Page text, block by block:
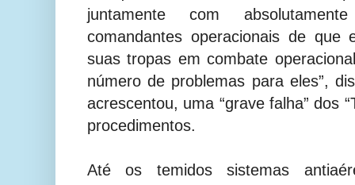
juntamente com
comandantes operacionais de que
suas tropas em combate
número de problemas para eles”,
acrescentou, uma “grave falha” dos
procedimentos.
Até os temidos sistemas